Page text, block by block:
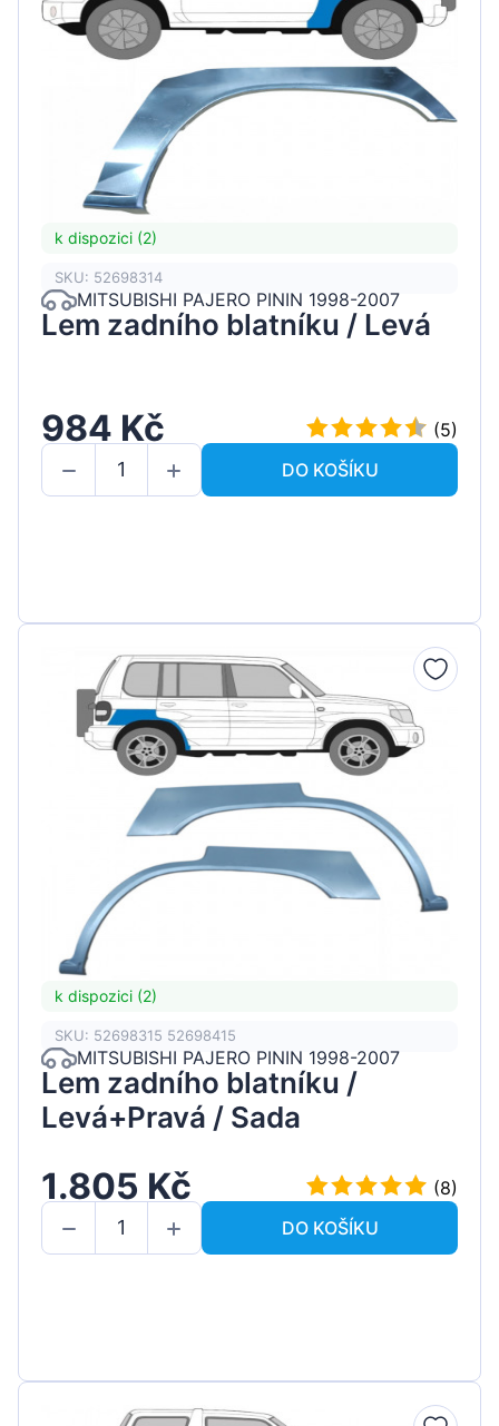
k dispozici (2)
SKU: 52698314
MITSUBISHI PAJERO PININ 1998-2007
Lem zadního blatníku / Levá
984 Kč
(5)
DO KOŠÍKU
k dispozici (2)
SKU: 52698315 52698415
MITSUBISHI PAJERO PININ 1998-2007
Lem zadního blatníku /
Levá+Pravá / Sada
1.805 Kč
(8)
DO KOŠÍKU